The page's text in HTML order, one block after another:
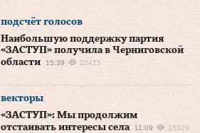
подсчёт голосов
Наибольшую поддержку партия
«ЗАСТУП» получила в Черниговской
области
15:39 22415
векторы
«ЗАСТУП»: Мы продолжим
отстаивать интересы села
11:09 15329